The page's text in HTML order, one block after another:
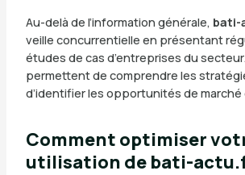
Au-delà de l’information générale, bati-
veille concurrentielle en présentant
études de cas d’entreprises du
permettent de comprendre les
d’identifier les opportunités de
Comment optimiser
utilisation de bati-